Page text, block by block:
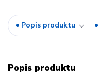
Popis produktu
Popis produktu